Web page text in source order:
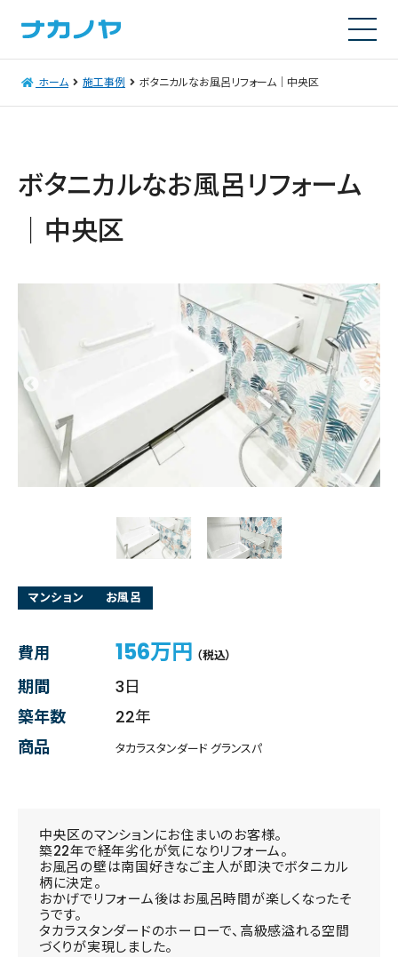
ホーム 施工事例 ボタニカルなお風呂リフォーム｜中央区
ボタニカルなお風呂リフォーム
｜中央区
マンション お風呂
費用 156万円 （税込）
期間
3日
築年数
22年
商品
タカラスタンダード グランスパ
中央区のマンションにお住まいのお客様。
築22年で経年劣化が気になりリフォーム。
お風呂の壁は南国好きなご主人が即決でボタニカル
柄に決定。
おかげでリフォーム後はお風呂時間が楽しくなったそ
うです。
タカラスタンダードのホーローで、高級感溢れる空間
づくりが実現しました。